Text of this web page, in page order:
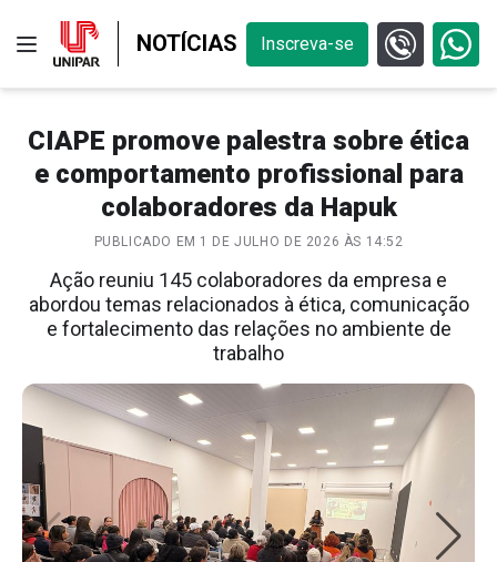
NOTÍCIAS Inscreva-se
CIAPE promove palestra sobre ética
e comportamento profissional para
colaboradores da Hapuk
PUBLICADO EM 1 DE JULHO DE 2026 ÀS 14:52
Ação reuniu 145 colaboradores da empresa e
abordou temas relacionados à ética, comunicação
e fortalecimento das relações no ambiente de
trabalho